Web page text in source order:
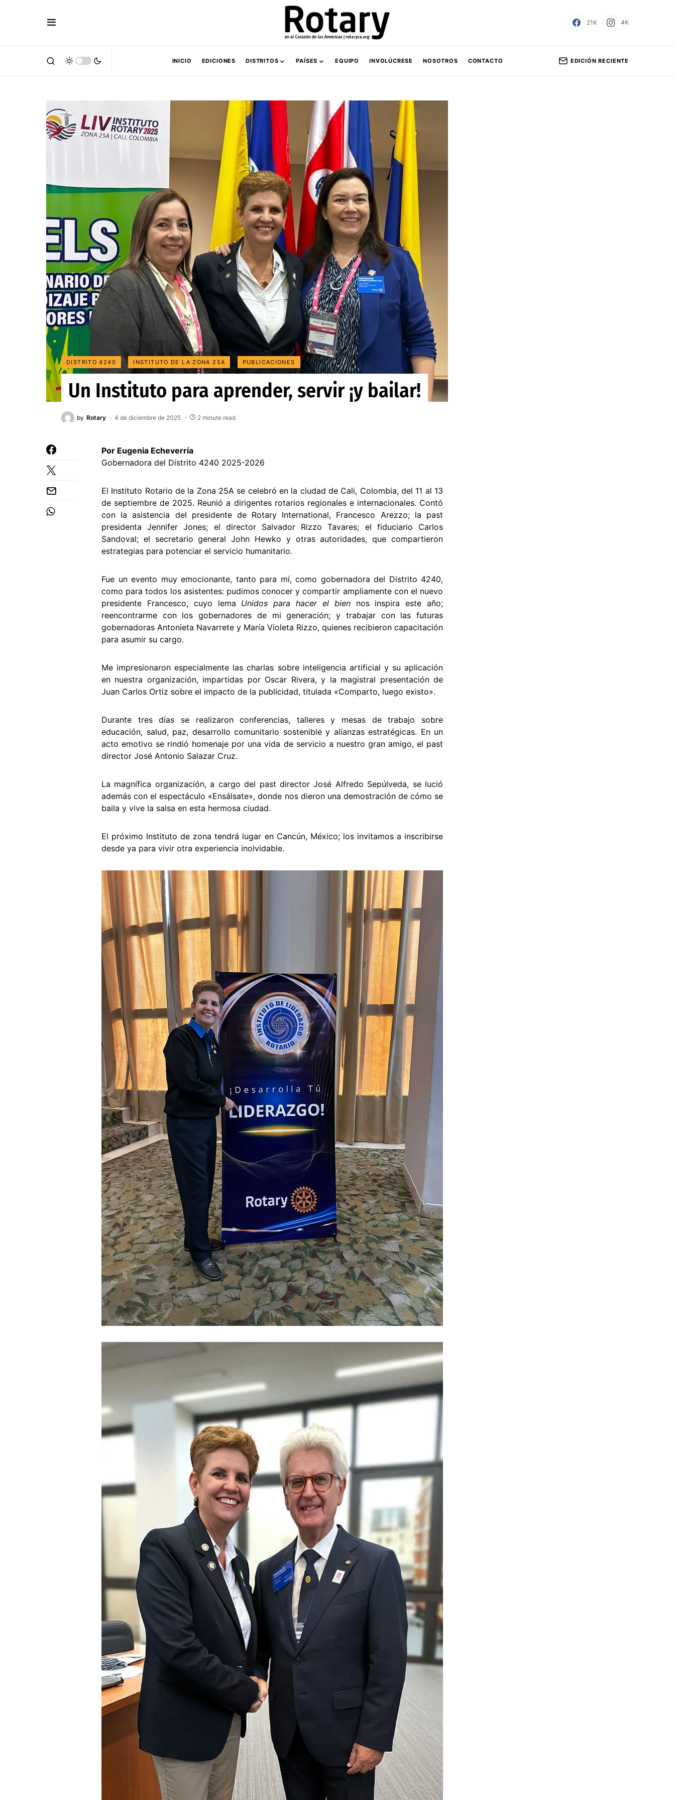
21K 4K
INICIO EDICIONES DISTRITOS PAÍSES EQUIPO INVOLÚCRESE NOSOTROS CONTACTO EDICIÓN RECIENTE
DISTRITO 4240 INSTITUTO DE LA ZONA 25A PUBLICACIONES
Un Instituto para aprender, servir ¡y bailar!
by Rotary 4 de diciembre de 2025 2 minute read
Por Eugenia Echeverría
Gobernadora del Distrito 4240 2025-2026
El Instituto Rotario de la Zona 25A se celebró en la ciudad de Cali, Colombia, del 11 al 13
de septiembre de 2025. Reunió a dirigentes rotarios regionales e internacionales. Contó
con la asistencia del presidente de Rotary International, Francesco Arezzo; la past
presidenta Jennifer Jones; el director Salvador Rizzo Tavares; el fiduciario Carlos
Sandoval; el secretario general John Hewko y otras autoridades, que compartieron
estrategias para potenciar el servicio humanitario.
Fue un evento muy emocionante, tanto para mí, como gobernadora del Distrito 4240,
como para todos los asistentes: pudimos conocer y compartir ampliamente con el nuevo
presidente Francesco, cuyo lema Unidos para hacer el biennos inspira este año;
reencontrarme con los gobernadores de mi generación; y trabajar con las futuras
gobernadoras Antonieta Navarrete y María Violeta Rizzo, quienes recibieron capacitación
para asumir su cargo.
Me impresionaron especialmente las charlas sobre inteligencia artificial y su aplicación
en nuestra organización, impartidas por Oscar Rivera, y la magistral presentación de
Juan Carlos Ortiz sobre el impacto de la publicidad, titulada «Comparto, luego existo».
Durante tres días se realizaron conferencias, talleres y mesas de trabajo sobre
educación, salud, paz, desarrollo comunitario sostenible y alianzas estratégicas. En un
acto emotivo se rindió homenaje por una vida de servicio a nuestro gran amigo, el past
director José Antonio Salazar Cruz.
La magnífica organización, a cargo del past director José Alfredo Sepúlveda, se lució
además con el espectáculo «Ensálsate», donde nos dieron una demostración de cómo se
baila y vive la salsa en esta hermosa ciudad.
El próximo Instituto de zona tendrá lugar en Cancún, México; los invitamos a inscribirse
desde ya para vivir otra experiencia inolvidable.